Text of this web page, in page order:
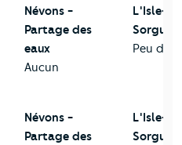
Névons -
Partage des
eaux
Aucun
L'Isle-
Sorgue
Peu
Névons -
Partage des
L'Isle-
Sorgue